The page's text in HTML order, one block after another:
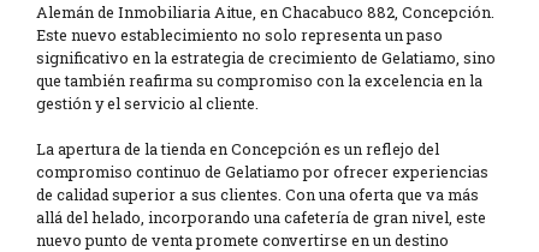
Alemán de Inmobiliaria Aitue, en Chacabuco 882, Concepción.
Este nuevo establecimiento no solo representa un paso
significativo en la estrategia de crecimiento de Gelatiamo, sino
que también reafirma su compromiso con la excelencia en la
gestión y el servicio al cliente.
La apertura de la tienda en Concepción es un reflejo del
compromiso continuo de Gelatiamo por ofrecer experiencias
de calidad superior a sus clientes. Con una oferta que va más
allá del helado, incorporando una cafetería de gran nivel, este
nuevo punto de venta promete convertirse en un destino